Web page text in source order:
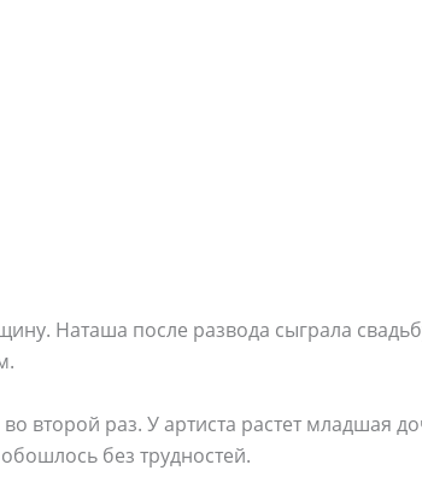
Наташа после развода сыграла
второй раз. У артиста растет младшая
без трудностей.